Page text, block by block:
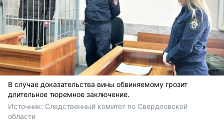
В случае доказательства вины обвиняемому грозит
длительное тюремное заключение.
Источник: Следственный комитет по Свердловской
области